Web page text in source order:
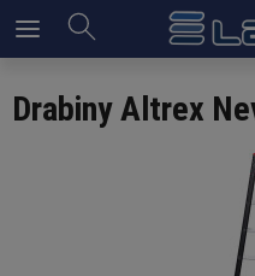
Drabiny Altrex